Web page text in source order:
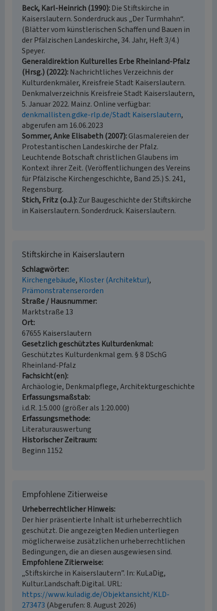
Beck, Karl-Heinrich (1990) Die Stiftskirche in
Kaiserslautern. Sonderdruck aus „Der Turmhahn“.
(Blätter vom künstlerischen Schaffen und Bauen in
der Pfälzischen Landeskirche, 34. Jahr, Heft 3/4.)
Speyer.
Generaldirektion Kulturelles Erbe Rheinland-Pfalz
(Hrsg.) (2022) Nachrichtliches Verzeichnis der
Kulturdenkmäler, Kreisfreie Stadt Kaiserslautern.
Denkmalverzeichnis Kreisfreie Stadt Kaiserslautern,
5. Januar 2022. Mainz. Online verfügbar:
denkmallisten.gdke-rlp.de/Stadt Kaiserslautern,
abgerufen am 16.06.2023
Sommer, Anke Elisabeth (2007) Glasmalereien der
Protestantischen Landeskirche der Pfalz.
Leuchtende Botschaft christlichen Glaubens im
Kontext ihrer Zeit. (Veröffentlichungen des Vereins
für Pfälzische Kirchengeschichte, Band 25.) S. 241,
Regensburg.
Stich, Fritz (o.J.) Zur Baugeschichte der Stiftskirche
in Kaiserslautern. Sonderdruck. Kaiserslautern.
Stiftskirche in Kaiserslautern
Schlagwörter
Kirchengebäude Kloster (Architektur)
Prämonstratenserorden
Straße / Hausnummer
Marktstraße 13
Ort
67655 Kaiserslautern
Gesetzlich geschütztes Kulturdenkmal
Geschütztes Kulturdenkmal gem. § 8 DSchG
Rheinland-Pfalz
Fachsicht(en)
Archäologie, Denkmalpflege, Architekturgeschichte
Erfassungsmaßstab
i.d.R. 1:5.000 (größer als 1:20.000)
Erfassungsmethode
Literaturauswertung
Historischer Zeitraum
Beginn 1152
Empfohlene Zitierweise
Urheberrechtlicher Hinweis
Der hier präsentierte Inhalt ist urheberrechtlich
geschützt. Die angezeigten Medien unterliegen
möglicherweise zusätzlichen urheberrechtlichen
Bedingungen, die an diesen ausgewiesen sind.
Empfohlene Zitierweise
„Stiftskirche in Kaiserslautern”. In: KuLaDig,
Kultur.Landschaft.Digital. URL:
https://www.kuladig.de/Objektansicht/KLD-
273473 (Abgerufen: 8. August 2026)